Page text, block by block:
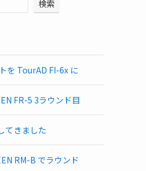
検索
を TourAD FI-6x に
FR-5 3ラウンド目
てきました
RM-B でラウンド